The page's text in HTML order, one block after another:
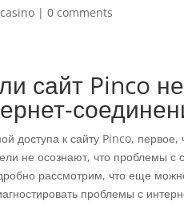
casino |0 comments
сайт Pinco
доступа к сайту Pinco,
не осознают, что проблемы с
рассмотрим, что еще
проблемы с